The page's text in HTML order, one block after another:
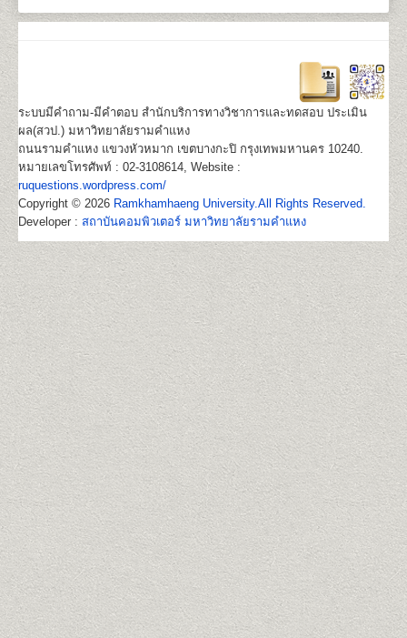
คณะบริหารธุรกิจสาขาวิชาการจัดการ
กลุ่มวิชาเอก การบริหารรัฐกิจ
http://www.regis.ru.ac.th/index.php/curriculum/2014-
02-19-06-53-52
ระบบมีคำถาม-มีคำตอบ สำนักบริการทางวิชาการและทดสอบ ประเมิน
ผล(สวป.) มหาวิทยาลัยรามคำแหง
ถนนรามคำแหง แขวงหัวหมาก เขตบางกะปิ กรุงเทพมหานคร 10240.
หมายเลขโทรศัพท์ : 02-3108614, Website :
ruquestions.wordpress.com/
Copyright © 2026 Ramkhamhaeng University.All Rights Reserved.
Developer : สถาบันคอมพิวเตอร์ มหาวิทยาลัยรามคำแหง